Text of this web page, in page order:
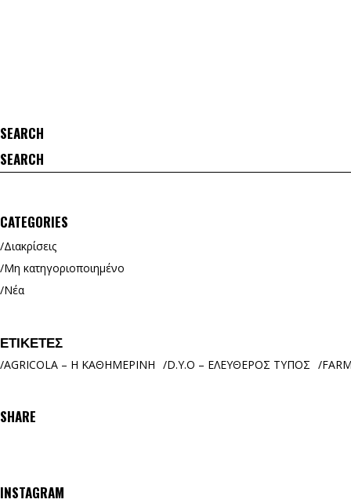
SEARCH
Search
for:
CATEGORIES
Διακρίσεις
Μη κατηγοριοποιημένο
Νέα
ΕΤΙΚΈΤΕΣ
AGRICOLA – Η ΚΑΘΗΜΕΡΙΝΗ D.Y.O – ΕΛΕΥΘΕΡΟΣ ΤΥΠΟΣ
SHARE
INSTAGRAM